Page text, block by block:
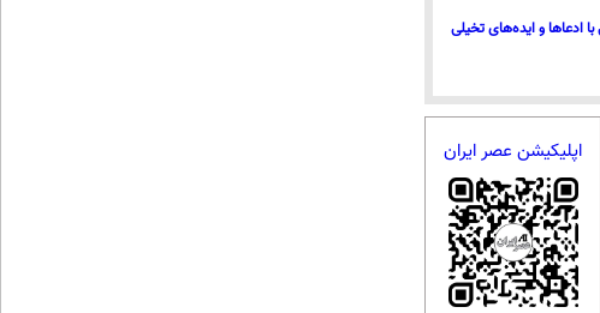
ادعاها و ایده‌های تخیلی
اپلیکیشن عصر ایران